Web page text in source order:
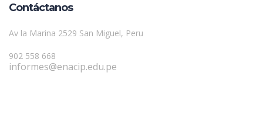
Contáctanos
Av la Marina 2529 San Miguel, Peru
902 558 668
informes@enacip.edu.pe